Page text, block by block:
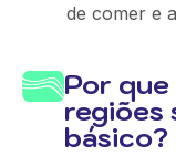
de comer e
Por
regiões
básico?